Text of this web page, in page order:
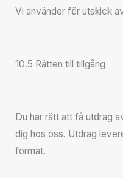
Vi använder för utskick
10.5 Rätten till tillgång
Du har rätt att få utdrag
dig hos oss. Utdrag
format.